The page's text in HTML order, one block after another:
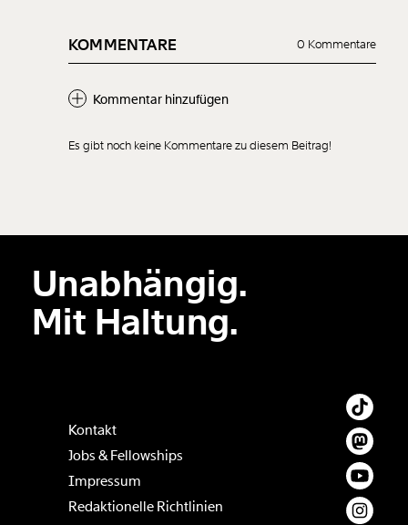
KOMMENTARE 0 Kommentare
Kommentar hinzufügen
Der Inhalt dieses Feldes wird nicht öffentlich zugänglich angezeigt.
Es gibt noch keine Kommentare zu diesem Beitrag!
Unabhängig.
Mit Haltung.
Kontakt
Jobs & Fellowships
Impressum
Redaktionelle Richtlinien